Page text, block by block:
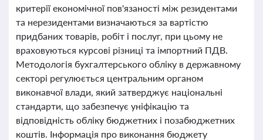
критерії економічної пов'язаності між резидентами
та нерезидентами визначаються за вартістю
придбаних товарів, робіт і послуг, при цьому не
враховуються курсові різниці та імпортний ПДВ.
Методологія бухгалтерського обліку в державному
секторі регулюється центральним органом
виконавчої влади, який затверджує національні
стандарти, що забезпечує уніфікацію та
відповідність обліку бюджетних і позабюджетних
коштів. Інформація про виконання бюджету